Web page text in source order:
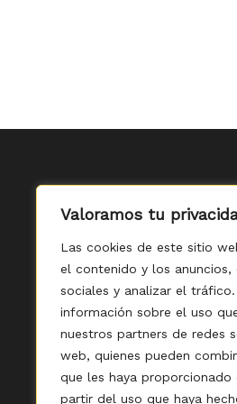
Valoramos tu
Las cookies de este sitio
el contenido y los
sociales y analizar el
información sobre el uso
nuestros partners de redes
web, quienes pueden
que les haya
partir del uso que haya